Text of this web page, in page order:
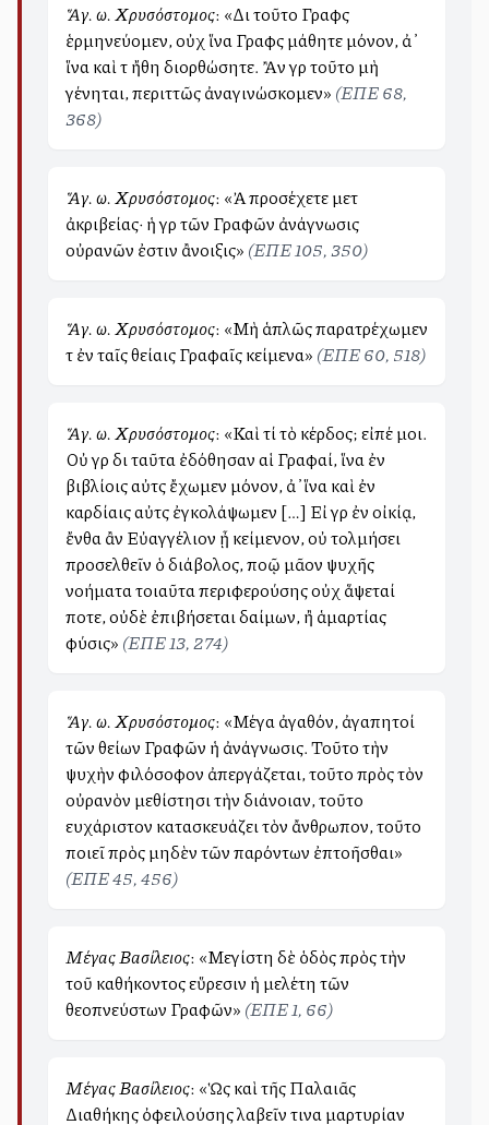
Ἅγ. Ἰω. Χρυσόστομος: «Διὰ τοῦτο Γραφὰς
ἑρμηνεύομεν, οὐχ ἵνα Γραφὰς μάθητε μόνον, ἀλλ ̓
ἵνα καὶ τὰ ἤθη διορθώσητε. Ἂν γὰρ τοῦτο μὴ
γένηται, περιττῶς ἀναγινώσκομεν» (ΕΠΕ 68,
368)
Ἅγ. Ἰω. Χρυσόστομος: «Ἀλλὰ προσέχετε μετὰ
ἀκριβείας· ἡ γὰρ τῶν Γραφῶν ἀνάγνωσις
οὐρανῶν ἐστιν ἂνοιξις» (ΕΠΕ 105, 350)
Ἅγ. Ἰω. Χρυσόστομος: «Μὴ ἁπλῶς παρατρέχωμεν
τὰ ἐν ταῖς θείαις Γραφαῖς κείμενα» (ΕΠΕ 60, 518)
Ἅγ. Ἰω. Χρυσόστομος: «Καὶ τί τὸ κέρδος; εἰπέ μοι.
Οὐ γὰρ διὰ ταῦτα ἐδόθησαν αἱ Γραφαί, ἵνα ἐν
βιβλίοις αὐτὰς ἔχωμεν μόνον, ἀλλ ̓ ἵνα καὶ ἐν
καρδίαις αὐτὰς ἐγκολάψωμεν […] Εἰ γὰρ ἐν οἰκίᾳ,
ἔνθα ἂν Εὐαγγέλιον ᾖ κείμενον, οὐ τολμήσει
προσελθεῖν ὁ διάβολος, πολλῷ μᾶλλον ψυχῆς
νοήματα τοιαῦτα περιφερούσης οὐχ ἅψεταί
ποτε, οὐδὲ ἐπιβήσεται δαίμων, ἢ ἁμαρτίας
φύσις» (ΕΠΕ 13, 274)
Ἅγ. Ἰω. Χρυσόστομος: «Μέγα ἀγαθόν, ἀγαπητοί
τῶν θείων Γραφῶν ἡ ἀνάγνωσις. Τοῦτο τὴν
ψυχὴν φιλόσοφον ἀπεργάζεται, τοῦτο πρὸς τὸν
οὐρανὸν μεθίστησι τὴν διάνοιαν, τοῦτο
ευχάριστον κατασκευάζει τὸν ἄνθρωπον, τοῦτο
ποιεῖ πρὸς μηδὲν τῶν παρόντων ἐπτοῆσθαι»
(ΕΠΕ 45, 456)
Μέγας Βασίλειος: «Μεγίστη δὲ ὁδὸς πρὸς τὴν
τοῦ καθήκοντος εὕρεσιν ἡ μελέτη τῶν
θεοπνεύστων Γραφῶν» (ΕΠΕ 1, 66)
Μέγας Βασίλειος: «Ὡς καὶ τῆς Παλαιᾶς
Διαθήκης ὀφειλούσης λαβεῖν τινα μαρτυρίαν